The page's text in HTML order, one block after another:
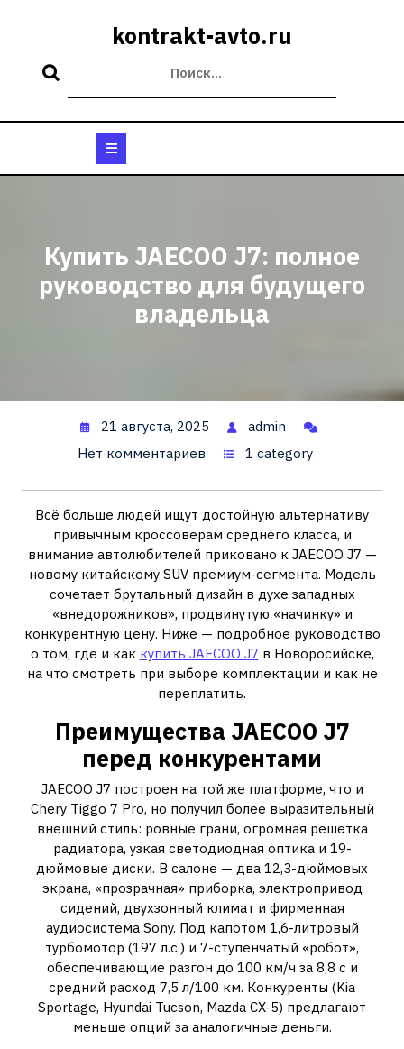
kontrakt-avto.ru
Купить JAECOO J7: полное
руководство для будущего
владельца
21 августа, 2025
admin
Нет комментариев
1 category
Всё больше людей ищут достойную альтернативу
привычным кроссоверам среднего класса, и
внимание автолюбителей приковано к JAECOO J7 —
новому китайскому SUV премиум-сегмента. Модель
сочетает брутальный дизайн в духе западных
«внедорожников», продвинутую «начинку» и
конкурентную цену. Ниже — подробное руководство
о том, где и как купить JAECOO J7 в Новоросийске,
на что смотреть при выборе комплектации и как не
переплатить.
Преимущества JAECOO J7
перед конкурентами
JAECOO J7 построен на той же платформе, что и
Chery Tiggo 7 Pro, но получил более выразительный
внешний стиль: ровные грани, огромная решётка
радиатора, узкая светодиодная оптика и 19-
дюймовые диски. В салоне — два 12,3-дюймовых
экрана, «прозрачная» приборка, электропривод
сидений, двухзонный климат и фирменная
аудиосистема Sony. Под капотом 1,6-литровый
турбомотор (197 л.с.) и 7-ступенчатый «робот»,
обеспечивающие разгон до 100 км/ч за 8,8 с и
средний расход 7,5 л/100 км. Конкуренты (Kia
Sportage, Hyundai Tucson, Mazda CX-5) предлагают
меньше опций за аналогичные деньги.